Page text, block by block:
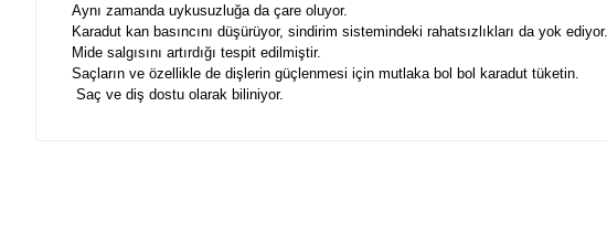
Aynı zamanda uykusuzluğa da çare oluyor.
Karadut kan basıncını düşürüyor, sindirim sistemindeki rahatsızlıkları da yok ediyor.
Mide salgısını artırdığı tespit edilmiştir.
Saçların ve özellikle de dişlerin güçlenmesi için mutlaka bol bol karadut tüketin.
Saç ve diş dostu olarak biliniyor.